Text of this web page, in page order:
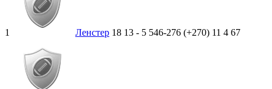
1 Ленстер 18 13 - 5 546-276 (+270) 11 4 67